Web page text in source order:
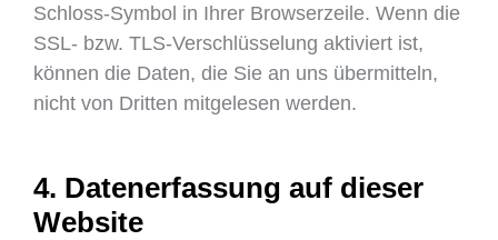
Schloss-Symbol in Ihrer Browserzeile. Wenn die
SSL- bzw. TLS-Verschlüsselung aktiviert ist,
können die Daten, die Sie an uns übermitteln,
nicht von Dritten mitgelesen werden.
4. Datenerfassung auf dieser
Website